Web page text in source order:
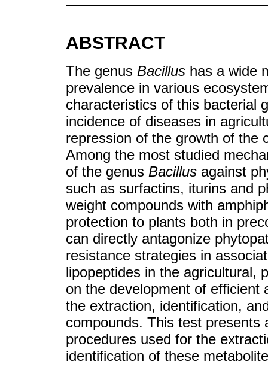
ABSTRACT
The genus Bacillus has a wide
prevalence in various
characteristics of this bacterial
incidence of diseases in
repression of the growth of the
Among the most studied
of the genus Bacillus against
such as surfactins, iturins and
weight compounds with
protection to plants both in
can directly antagonize
resistance strategies in
lipopeptides in the agricultural,
on the development of efficient
the extraction, identification,
compounds. This test presents
procedures used for the
identification of these